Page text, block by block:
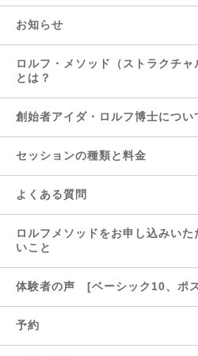
お知らせ
ロルフ・メソッド（ストラクチ
とは？
創始者アイダ・ロルフ博士につい
セッションの種類と料金
よくある質問
ロルフメソッドをお申し込みい
いこと
体験者の声 [ベーシック10、ポ
予約